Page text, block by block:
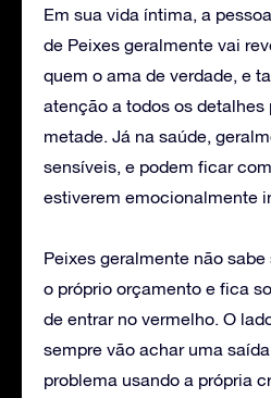
Em sua vida íntima, a
de Peixes geralmente vai
quem o ama de verdade, e
atenção a todos os detalhes
metade. Já na saúde,
sensíveis, e podem ficar
estiverem emocionalmente
Peixes geralmente não
o próprio orçamento e fica
de entrar no vermelho. O
sempre vão achar uma
problema usando a própria